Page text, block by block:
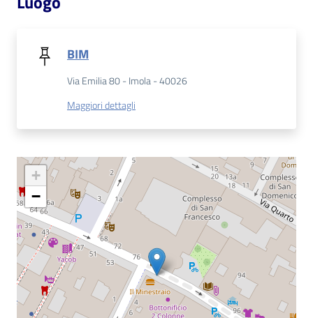
on line
bibliotecario
Avvisi
Orari
BIM
Via Emilia 80 - Imola - 40026
Maggiori dettagli
+
−